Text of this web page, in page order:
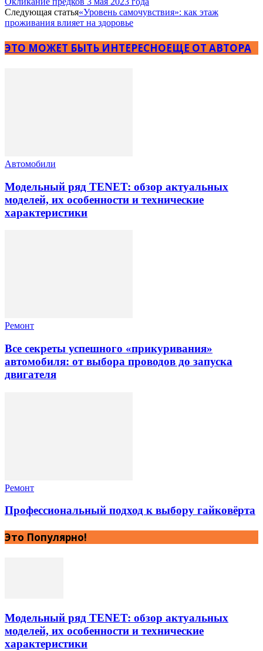
Следующая статья«Уровень самочувствия»: как этаж
проживания влияет на здоровье
ЭТО МОЖЕТ БЫТЬ ИНТЕРЕСНОЕЩЕ ОТ АВТОРА
Автомобили
Модельный ряд TENET: обзор актуальных
моделей, их особенности и технические
характеристики
Ремонт
Все секреты успешного «прикуривания»
автомобиля: от выбора проводов до запуска
двигателя
Ремонт
Профессиональный подход к выбору гайковёрта
Это Популярно!
Модельный ряд TENET: обзор актуальных
моделей, их особенности и технические
характеристики